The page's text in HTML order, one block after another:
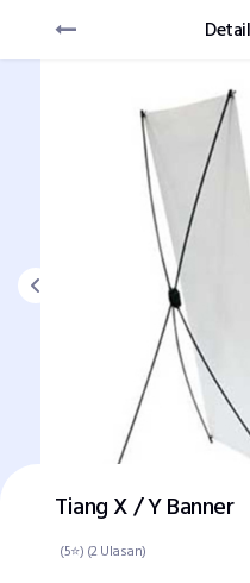
Tiang X / Y Banner
(5⭐) (2 Ulasan)